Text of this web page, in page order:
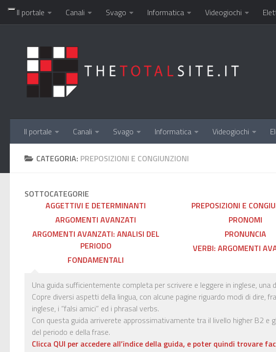
Salta al contenuto
Il portale Canali Svago Informatica Videogiochi
Il portale Canali Svago Informatica Videogiochi
CATEGORIA: PREPOSIZIONI E CONGIUNZIONI
SOTTOCATEGORIE
AGGETTIVI E DETERMINANTI
ARGOMENTI AVANZATI
ARGOMENTI AVANZATI: ANALISI DEL
PERIODO
FONDAMENTALI
PREPOSIZIONI E
PRONOMI
PRONUNCIA
VERBI: ARGOMENTI
Una guida sufficientemente completa per scrivere e leggere in inglese, una
Copre diversi aspetti della lingua, con alcune pagine riguardo modi di dire,
inglese, i “falsi amici” ed i phrasal verbs.
Con questa guida arriverete approssimativamente tra il livello higher B2 e
del periodo e della frase.
Clicca QUI per accedere all’indice della guida, e poter quindi trovare